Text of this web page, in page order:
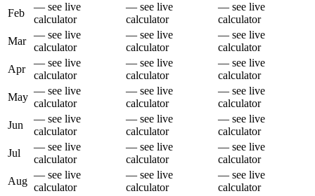
Feb
— see live
calculator
— see live
calculator
— see live
calculator
Mar
— see live
calculator
— see live
calculator
— see live
calculator
Apr
— see live
calculator
— see live
calculator
— see live
calculator
May
— see live
calculator
— see live
calculator
— see live
calculator
Jun
— see live
calculator
— see live
calculator
— see live
calculator
Jul
— see live
calculator
— see live
calculator
— see live
calculator
Aug
— see live
calculator
— see live
calculator
— see live
calculator